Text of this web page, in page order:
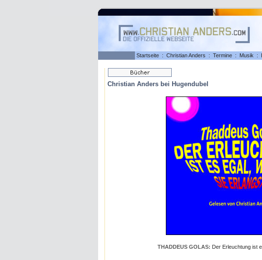
Startseite : Christian Anders : Termine : Musik :
Christian Anders bei Hugendubel
THADDEUS GOLAS: Der Erleuchtung ist